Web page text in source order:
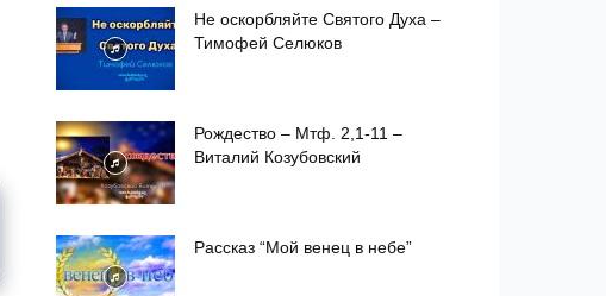
Не оскорбляйте Святого Духа –
Тимофей Селюков
Рождество – Мтф. 2,1-11 –
Виталий Козубовский
Рассказ “Мой венец в небе”